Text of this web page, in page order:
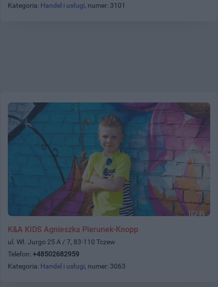
Kategoria: Handel i usługi, numer: 3101
K&A KIDS Agnieszka Pierunek-Knopp
ul. Wł. Jurgo 25 A / 7, 83-110 Tczew
Telefon: +48502682959
Kategoria: Handel i usługi, numer: 3063